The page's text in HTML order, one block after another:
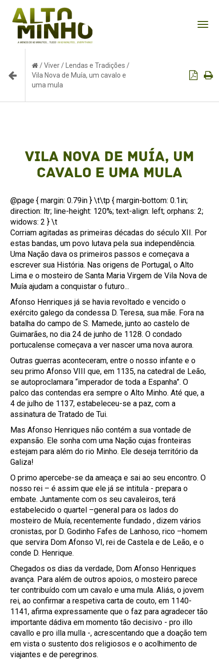
/Viver/ Lendas e Tradições /
Vila Nova de Muía, um cavalo e
uma mula
Vila Nova de Muía, um
cavalo e uma mula
@page { margin: 0.79in } \t\tp { margin-bottom: 0.1in;
direction: ltr; line-height: 120%; text-align: left; orphans: 2;
widows: 2 } \t
Corriam agitadas as primeiras décadas do século XII. Por
estas bandas, um povo lutava pela sua independência.
Uma Nação dava os primeiros passos e começava a
escrever sua História. Nas origens de Portugal, o Alto
Lima e o mosteiro de Santa Maria Virgem de Vila Nova de
Muía ajudam a conquistar o futuro...
Afonso Henriques já se havia revoltado e vencido o
exército galego da condessa D. Teresa, sua mãe. Fora na
batalha do campo de S. Mamede, junto ao castelo de
Guimarães, no dia 24 de junho de 1128. O condado
portucalense começava a ver nascer uma nova aurora.
Outras guerras aconteceram, entre o nosso infante e o
seu primo Afonso VIII que, em 1135, na catedral de Leão,
se autoproclamara “imperador de toda a Espanha”. O
palco das contendas era sempre o Alto Minho. Até que, a
4 de julho de 1137, estabeleceu-se a paz, com a
assinatura de Tratado de Tui.
Mas Afonso Henriques não contém a sua vontade de
expansão. Ele sonha com uma Nação cujas fronteiras
estejam para além do rio Minho. Ele deseja território da
Galiza!
O primo apercebe-se da ameaça e sai ao seu encontro. O
nosso rei – é assim que ele já se intitula - prepara o
embate. Juntamente com os seu cavaleiros, terá
estabelecido o quartel –general para os lados do
mosteiro de Muía, recentemente fundado , dizem vários
cronistas, por D. Godinho Fafes de Lanhoso, rico –homem
que servira Dom Afonso VI, rei de Castela e de Leão, e o
conde D. Henrique.
Chegados os dias da verdade, Dom Afonso Henriques
avança. Para além de outros apoios, o mosteiro parece
ter contribuído com um cavalo e uma mula. Aliás, o jovem
rei, ao confirmar a respetiva carta de couto, em 1140-
1141, afirma expressamente que o faz para agradecer tão
importante dádiva em momento tão decisivo - pro illo
cavallo e pro illa mulla -, acrescentando que a doação tem
em vista o sustento dos religiosos e o acolhimento de
viajantes e de peregrinos.